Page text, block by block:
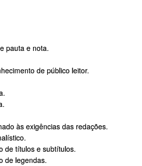
pauta e nota.
de público leitor.
às exigências das redações.
de títulos e subtítulos.
de legendas.